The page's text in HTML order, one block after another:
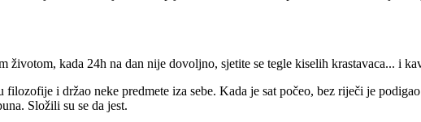
životom, kada 24h na dan nije dovoljno, sjetite se tegle kiselih krastavaca... i
filozofije i držao neke predmete iza sebe. Kada je sat počeo, bez riječi je
Složili su se da jest.